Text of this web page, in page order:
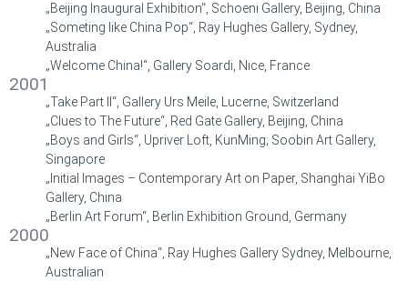
„Beijing Inaugural Exhibition“, Schoeni Gallery, Beijing, China
„Someting like China Pop“, Ray Hughes Gallery, Sydney,
Australia
„Welcome China!“, Gallery Soardi, Nice, France
2001
„Take Part II“, Gallery Urs Meile, Lucerne, Switzerland
„Clues to The Future“, Red Gate Gallery, Beijing, China
„Boys and Girls“, Upriver Loft, KunMing; Soobin Art Gallery,
Singapore
„Initial Images – Contemporary Art on Paper, Shanghai YiBo
Gallery, China
„Berlin Art Forum“, Berlin Exhibition Ground, Germany
2000
„New Face of China“, Ray Hughes Gallery Sydney, Melbourne,
Australian